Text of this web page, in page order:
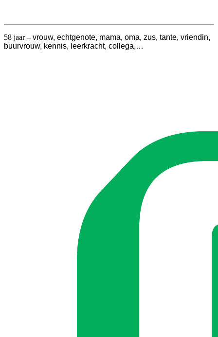
58 jaar – vrouw, echtgenote, mama, oma, zus, tante, vriendin,
buurvrouw, kennis, leerkracht, collega,…